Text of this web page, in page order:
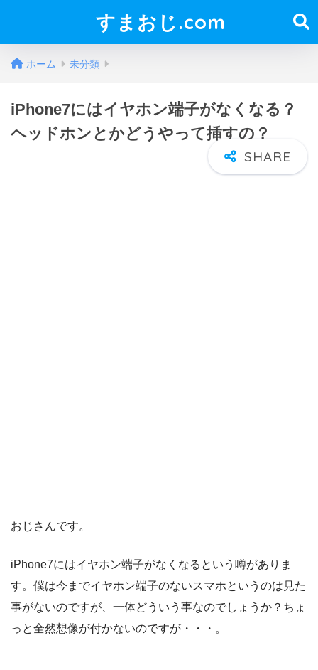
すまおじ.com
ホーム 未分類
iPhone7にはイヤホン端子がなくなる？
ヘッドホンとかどうやって挿すの？
おじさんです。
iPhone7にはイヤホン端子がなくなるという噂がありま
す。僕は今までイヤホン端子のないスマホというのは見た
事がないのですが、一体どういう事なのでしょうか？ちょ
っと全然想像が付かないのですが・・・。